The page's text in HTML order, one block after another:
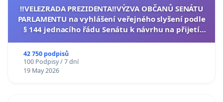
‼️VELEZRADA PREZIDENTA‼️VÝZVA OBČANŮ SENÁTU
PARLAMENTU na vyhlášení veřejného slyšení podle
§ 144 jednacího řádu Senátu k návrhu na přijetí
42 750 podpisů
100 Podpisy / 7 dní
19 May 2026